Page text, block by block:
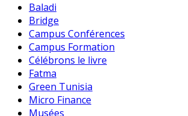
Baladi
Bridge
Campus Conférences
Campus Formation
Célébrons le livre
Fatma
Green Tunisia
Micro Finance
Musées